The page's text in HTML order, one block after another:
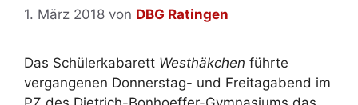
1. März 2018 von DBG Ratingen
Das Schülerkabarett Westhäkchen führte
vergangenen Donnerstag- und Freitagabend im